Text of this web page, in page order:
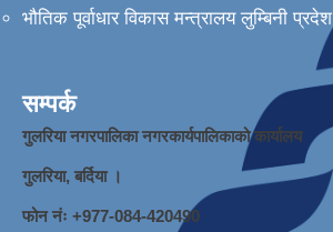
भौतिक पूर्वाधार विकास मन्त्रालय लुम्बिनी प्रदेश
सम्पर्क
गुलरिया नगरपालिका नगरकार्यपालिकाको कार्यालय
गुलरिया, बर्दिया ।
फोन नंः ‌+977-084-420490